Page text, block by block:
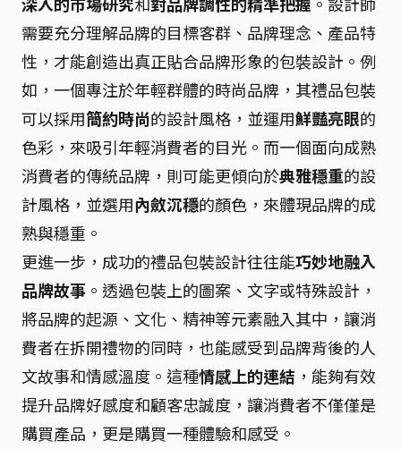
需要充分理解品牌的目標客群、品牌理念、產品特
性，才能創造出真正貼合品牌形象的包裝設計。例
如，一個專注於年輕群體的時尚品牌，其禮品包裝
可以採用簡約時尚的設計風格，並運用鮮豔亮眼的
色彩，來吸引年輕消費者的目光。而一個面向成熟
消費者的傳統品牌，則可能更傾向於典雅穩重的設
計風格，並選用內斂沉穩的顏色，來體現品牌的成
熟與穩重。
更進一步，成功的禮品包裝設計往往能巧妙地融入
品牌故事 。透過包裝上的圖案、文字或特殊設計，
將品牌的起源、文化、精神等元素融入其中，讓消
費者在拆開禮物的同時，也能感受到品牌背後的人
文故事和情感溫度。這種情感上的連結 ，能夠有效
提升品牌好感度和顧客忠誠度，讓消費者不僅僅是
購買產品，更是購買一種體驗和感受。